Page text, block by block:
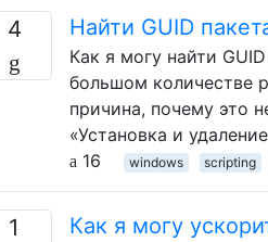
4 Найти GUID
Как я могу найти
большом количестве
причина, почему это
«Установка и
16
windows scripting
1 Как я могу